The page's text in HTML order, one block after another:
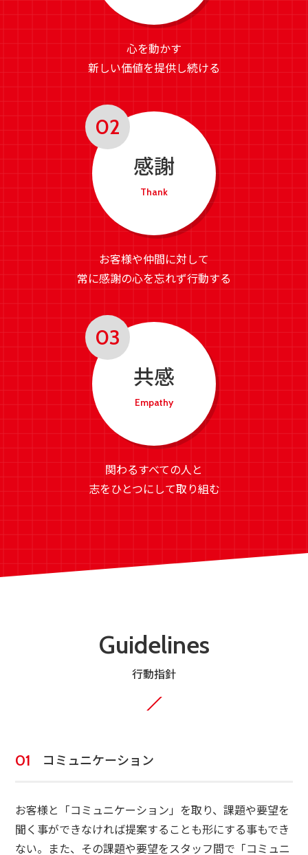
心を動かす
新しい価値を提供し続ける
感謝
Thank
お客様や仲間に対して
常に感謝の心を忘れず行動する
共感
Empathy
関わるすべての人と
志をひとつにして取り組む
Guidelines
行動指針
コミュニケーション
お客様と「コミュニケーション」を取り、課題や要望を
聞く事ができなければ提案することも形にする事もでき
ない。また、その課題や要望をスタッフ間で「コミュニ